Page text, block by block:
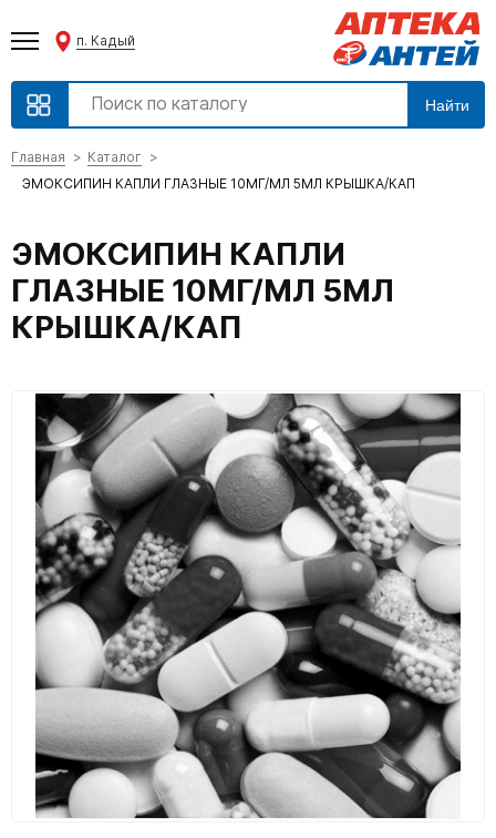
п. Кадый
Найти
Главная
Каталог
ЭМОКСИПИН КАПЛИ ГЛАЗНЫЕ 10МГ/МЛ 5МЛ КРЫШКА/КАП
ЭМОКСИПИН КАПЛИ
ГЛАЗНЫЕ 10МГ/МЛ 5МЛ
КРЫШКА/КАП